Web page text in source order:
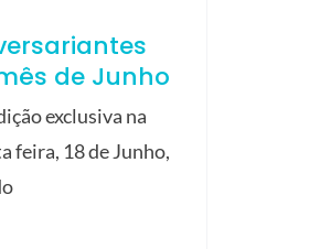
de Junho
exclusiva na
feira, 18 de Junho,